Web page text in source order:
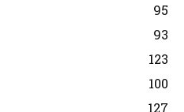
95
93
123
100
127